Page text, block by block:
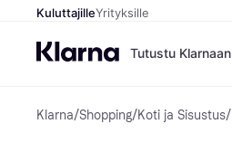
KuluttajilleYrityksille
Tutustu Klarnaan
Klarna/Shopping/Koti ja Sisustus/